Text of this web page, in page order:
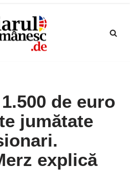
de euro
jumătate
explică